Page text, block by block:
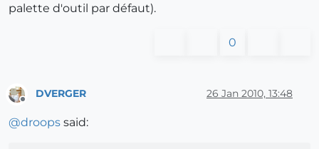
palette d'outil par défaut).
0
Offline
DVERGER 26 Jan 2010, 13:48
@droops said: